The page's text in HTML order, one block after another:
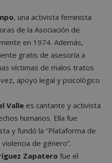
, una activista feminista
de la Asociación de
en 1974. Además,
gratis de asesoría a
víctimas de malos tratos
apoyo legal y psicológico
Valle es cantante y activista
humanos. Ella fue
y fundó la “Plataforma de
de género”.
Zapatero fue el